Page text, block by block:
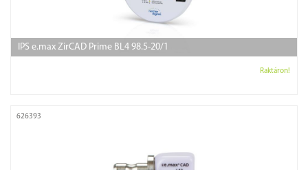
IPS e.max ZirCAD Prime BL4 98.5-20/1
Raktáron!
626393